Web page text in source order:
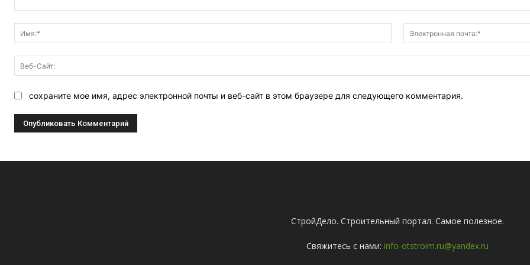
Имя:*
сохраните мое имя, адрес электронной почты и веб-сайт в этом браузере для следующего комментария.
СтройДело. Строительный портал. Самое полезное.
Свяжитесь с нами: info-otstroim.ru@yandex.ru